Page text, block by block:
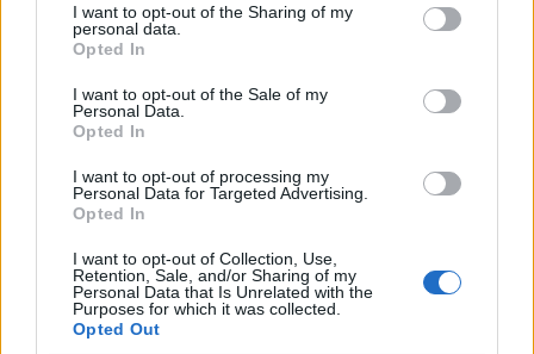
not limited to your visit or usage behaviour. You may click to
grant or deny consent to Google and its third-party tags to
use your data for below specified purposes in below Google
consent section.
I want to opt-out of the Sharing of my
personal data.
Opted In
I want to opt-out of the Sale of my
Personal Data.
Opted In
I want to opt-out of processing my
Personal Data for Targeted Advertising.
Opted In
I want to opt-out of Collection, Use,
Retention, Sale, and/or Sharing of my
Personal Data that Is Unrelated with the
Purposes for which it was collected.
Opted Out